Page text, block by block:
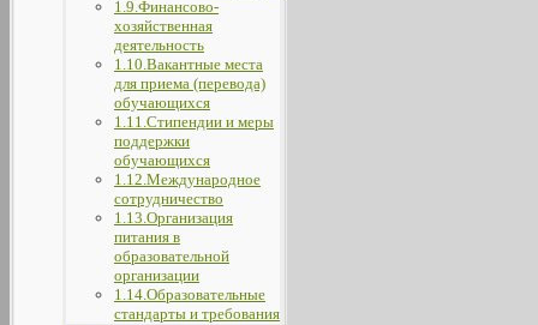
1.9.Финансово-
хозяйственная
деятельность
1.10.Вакантные места
для приема (перевода)
обучающихся
1.11.Стипендии и меры
поддержки
обучающихся
1.12.Международное
сотрудничество
1.13.Организация
питания в
образовательной
организации
1.14.Образовательные
стандарты и требования